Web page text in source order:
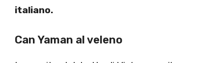
italiano.
Can Yaman al veleno